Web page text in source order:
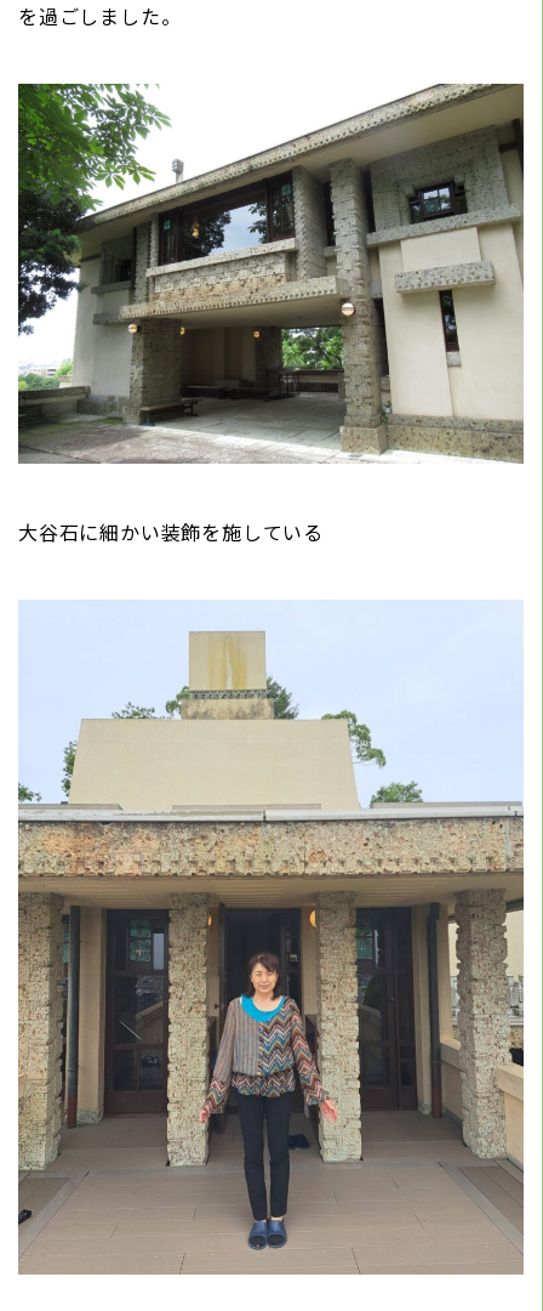
を過ごしました。
大谷石に細かい装飾を施している